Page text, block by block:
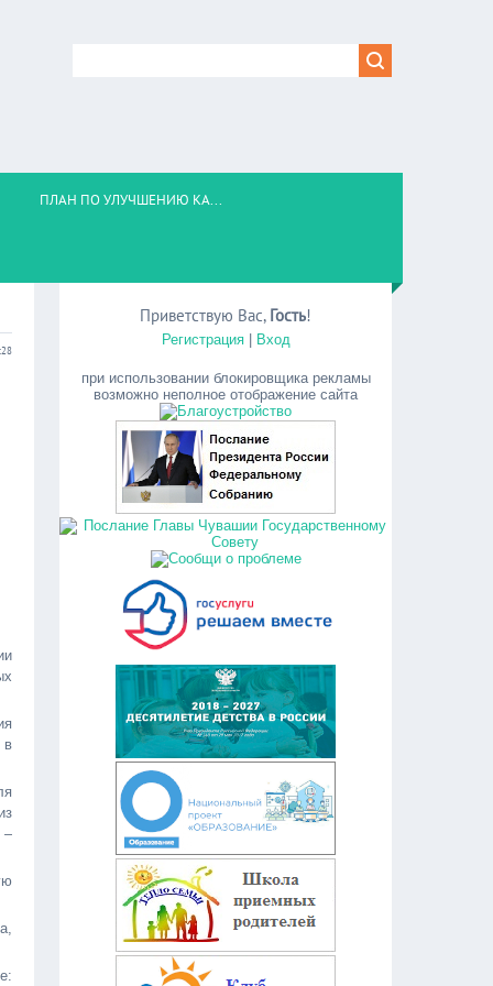
ПЛАН ПО УЛУЧШЕНИЮ КА...
в
–
Приветствую Вас, Гость!
Регистрация| Вход
при использовании блокировщика рекламы
возможно неполное отображение сайта